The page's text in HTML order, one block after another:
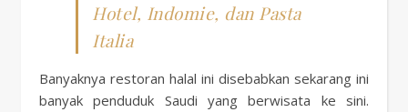
Hotel, Indomie, dan Pasta
Italia
Banyaknya restoran halal ini disebabkan sekarang ini
banyak penduduk Saudi yang berwisata ke sini.